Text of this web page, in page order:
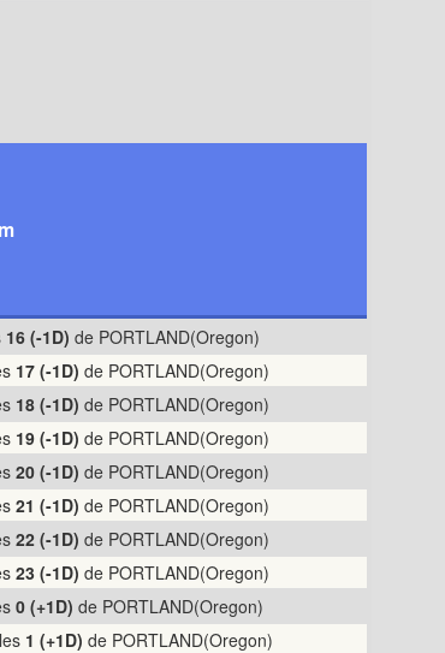
16 (-1D) de PORTLAND(Oregon)
17 (-1D) de PORTLAND(Oregon)
18 (-1D) de PORTLAND(Oregon)
19 (-1D) de PORTLAND(Oregon)
20 (-1D) de PORTLAND(Oregon)
21 (-1D) de PORTLAND(Oregon)
22 (-1D) de PORTLAND(Oregon)
23 (-1D) de PORTLAND(Oregon)
0 (+1D) de PORTLAND(Oregon)
1 (+1D) de PORTLAND(Oregon)